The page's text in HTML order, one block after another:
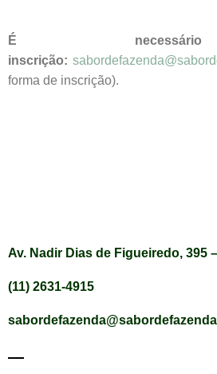
É
inscrição:
forma de inscrição).
Av. Nadir Dias de Figueiredo, 395
(11) 2631-4915